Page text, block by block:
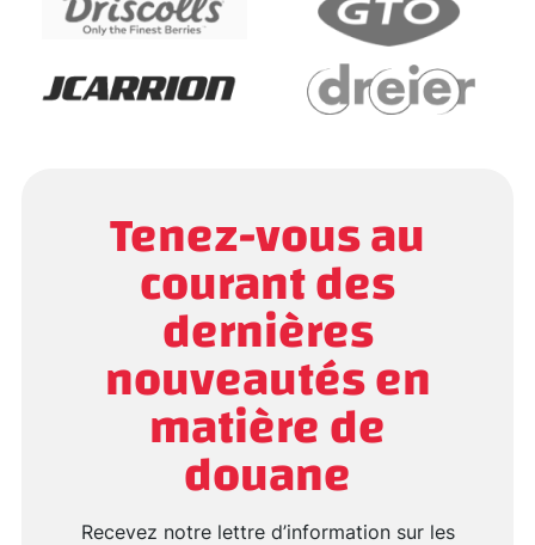
Tenez-vous au
courant des
dernières
nouveautés en
matière de
douane
Recevez notre lettre d’information sur les